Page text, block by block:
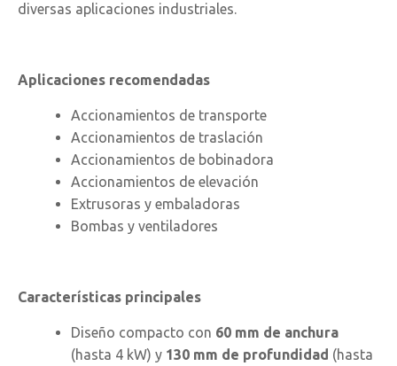
diversas aplicaciones industriales.
Aplicaciones recomendadas
Accionamientos de transporte
Accionamientos de traslación
Accionamientos de bobinadora
Accionamientos de elevación
Extrusoras y embaladoras
Bombas y ventiladores
Características principales
Diseño compacto con 60 mm de anchura
(hasta 4 kW) y 130 mm de profundidad (hasta